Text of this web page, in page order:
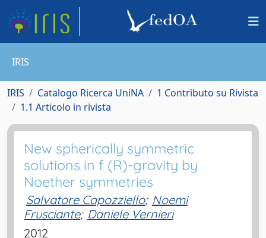
IRIS
IRIS Catalogo Ricerca UniNA
1 Contributo su Rivista
1.1 Articolo in rivista
New spherically symmetric
solutions in f (R)-gravity by
Noether symmetries
Salvatore Capozziello; Noemi
Frusciante; Daniele Vernieri
2012